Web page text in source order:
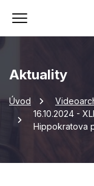
Aktuality
Úvod
16.10.2024 -
Hippokratova